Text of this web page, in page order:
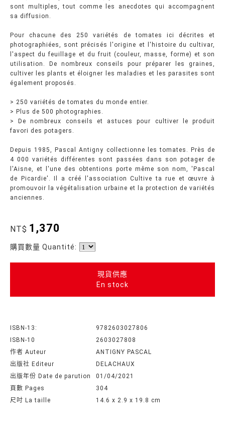
sont multiples, tout comme les anecdotes qui accompagnent
sa diffusion.
Pour chacune des 250 variétés de tomates ici décrites et
photographiées, sont précisés l'origine et l'histoire du cultivar,
l'aspect du feuillage et du fruit (couleur, masse, forme) et son
utilisation. De nombreux conseils pour préparer les graines,
cultiver les plants et éloigner les maladies et les parasites sont
également proposés.
> 250 variétés de tomates du monde entier.
> Plus de 500 photographies.
> De nombreux conseils et astuces pour cultiver le produit
favori des potagers.
Depuis 1985, Pascal Antigny collectionne les tomates. Près de
4 000 variétés différentes sont passées dans son potager de
l'Aisne, et l'une des obtentions porte même son nom, 'Pascal
de Picardie'. Il a créé l'association Cultive ta rue et œuvre à
promouvoir la végétalisation urbaine et la protection de variétés
anciennes.
NT$ 1,370
購買數量 Quantité:
現貨供應
En stock
ISBN-13:
9782603027806
ISBN-10
2603027808
作者 Auteur
ANTIGNY PASCAL
出版社 Editeur
DELACHAUX
出版年份 Date de parution
01/04/2021
頁數 Pages
304
尺吋 La taille
14.6 x 2.9 x 19.8 cm